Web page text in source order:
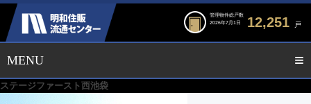
管理物件総戸数
2026年7月1日
12,251 戸
ステージファースト西池袋